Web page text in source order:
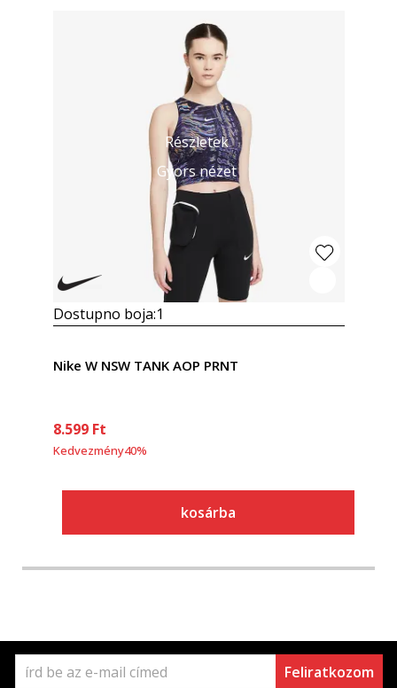
Részletek
Gyors nézet
Dostupno boja:1
Nike W NSW TANK AOP PRNT
8.599 Ft
Kedvezmény40%
kosárba
Feliratkozom